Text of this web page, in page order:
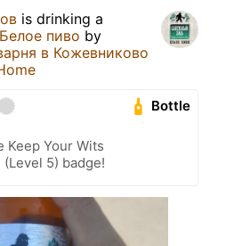
is drinking a
пиво by
в Кожевниково
Bottle
Keep Your Wits
(Level 5) badge!